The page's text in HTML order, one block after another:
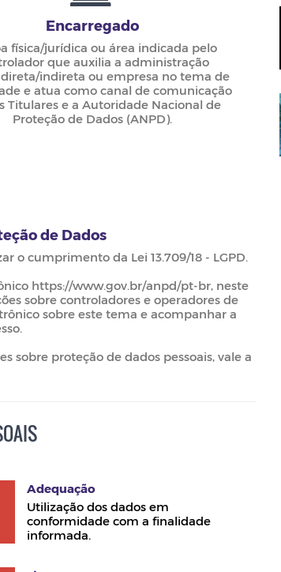
Encarregado
física/jurídica ou área indicada pelo
que auxilia a administração
indireta ou empresa no tema de
e atua como canal de comunicação
Titulares e a Autoridade Nacional de
Proteção de Dados (ANPD).
de Dados
o cumprimento da Lei 13.709/18 - LGPD.
https://www.gov.br/anpd/pt-br, neste
sobre controladores e operadores de
sobre este tema e acompanhar a
sobre proteção de dados pessoais, vale a
Adequação
Utilização dos dados em
conformidade com a finalidade
informada.